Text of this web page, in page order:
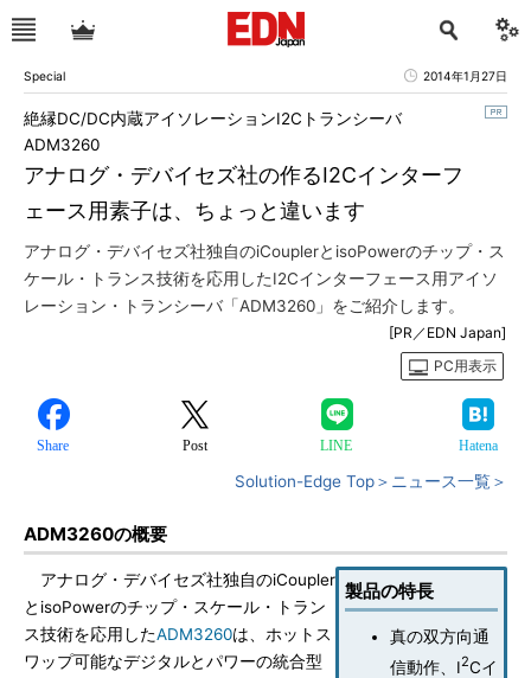
Special 2014年1月27日
アナログ・デバイセズ社の作るI2Cインターフ
ェース用素子は、ちょっと違います
絶縁DC/DC内蔵アイソレーションI2Cトランシーバ
ADM3260
アナログ・デバイセズ社独自のiCouplerとisoPowerのチップ・ス
ケール・トランス技術を応用したI2Cインターフェース用アイソ
レーション・トランシーバ「ADM3260」をご紹介します。
[PR／EDN Japan]
PC用表示
Share Post LINE Hatena
Solution-Edge Top＞ ニュース一覧＞
ADM3260の概要
製品の特長
真の双方向通
信動作、I2Cイ
アナログ・デバイセズ社独自のiCoupler
とisoPowerのチップ・スケール・トラン
ス技術を応用したADM3260は、ホットス
ワップ可能なデジタルとパワーの統合型